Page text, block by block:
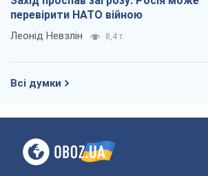
перевірити НАТО війною
Леонід Невзлін 8,4 т.
Всі думки